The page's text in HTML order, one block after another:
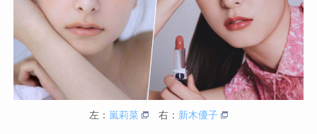
左： 嵐莉菜 右： 新木優子